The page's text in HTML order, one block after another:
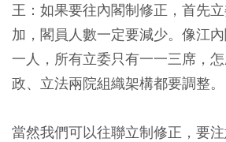
王：如果要往內閣制修正，首先
加，閣員人數一定要減少。像江
一人，所有立委只有一一三席，
政、立法兩院組織架構都要調整。
當然我們可以往聯立制修正，要